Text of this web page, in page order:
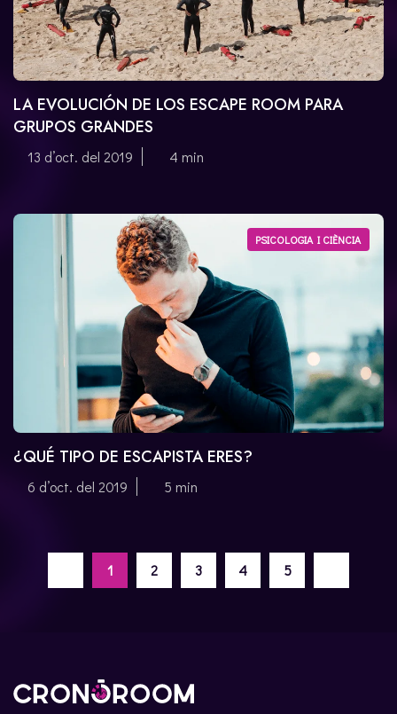
LA EVOLUCIÓN DE LOS ESCAPE ROOM PARA
GRUPOS GRANDES
13 d’oct. del 2019 4 min
PSICOLOGIA I CIÈNCIA
¿QUÉ TIPO DE ESCAPISTA ERES?
6 d’oct. del 2019 5 min
1 2 3 4 5